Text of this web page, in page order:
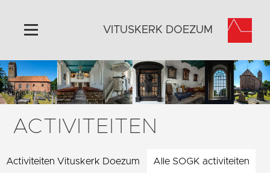
Home
Algemeen
Historie
Activiteiten
VITUSKERK DOEZUM
ACTIVITEITEN
Activiteiten Vituskerk Doezum Alle SOGK activiteiten